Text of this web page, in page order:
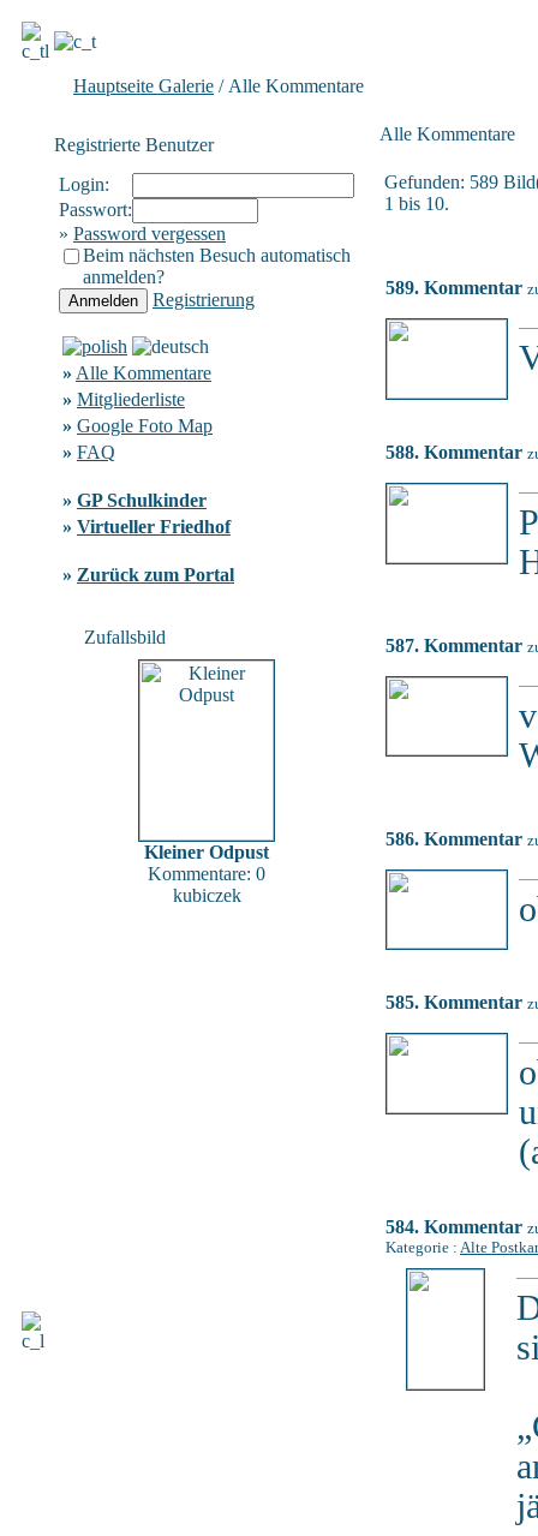
Hauptseite Galerie / Alle Kommentare
Registrierte Benutzer
Login:
Passwort:
» Password vergessen
Beim nächsten Besuch automatisch
anmelden?
Registrierung
» Alle Kommentare
» Mitgliederliste
» Google Foto Map
» FAQ
» GP Schulkinder
» Virtueller Friedhof
» Zurück zum Portal
Zufallsbild
Kleiner Odpust
Kommentare: 0
kubiczek
Alle Kommentare
Gefunden: 589
1 bis 10.
589. Kommentar
588. Kommentar
587. Kommentar
586. Kommentar
585. Kommentar
584. Kommentar
Kategorie : Alte